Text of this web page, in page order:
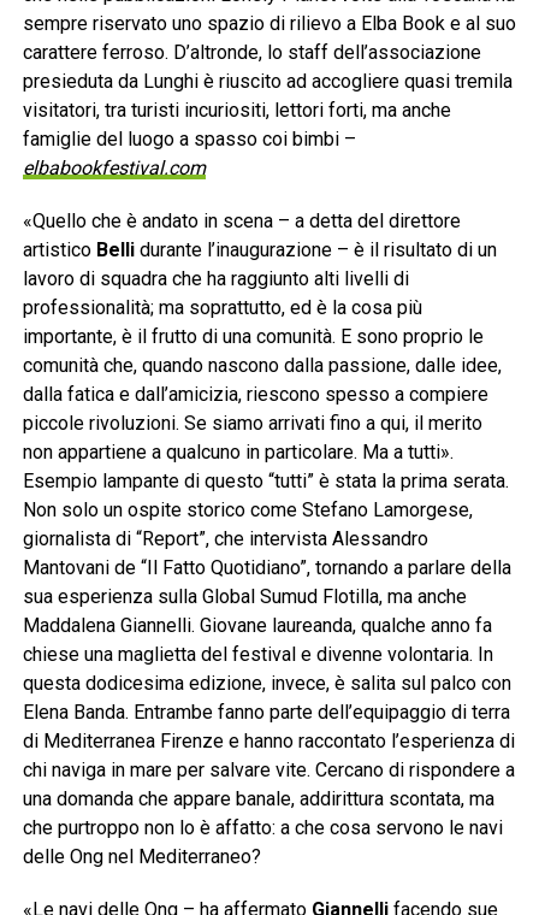
sempre riservato uno spazio di rilievo a Elba Book e al suo
carattere ferroso. D’altronde, lo staff dell’associazione
presieduta da Lunghi è riuscito ad accogliere quasi tremila
visitatori, tra turisti incuriositi, lettori forti, ma anche
famiglie del luogo a spasso coi bimbi –
elbabookfestival.com
«Quello che è andato in scena – a detta del direttore
artistico Bellidurante l’inaugurazione – è il risultato di un
lavoro di squadra che ha raggiunto alti livelli di
professionalità; ma soprattutto, ed è la cosa più
importante, è il frutto di una comunità. E sono proprio le
comunità che, quando nascono dalla passione, dalle idee,
dalla fatica e dall’amicizia, riescono spesso a compiere
piccole rivoluzioni. Se siamo arrivati fino a qui, il merito
non appartiene a qualcuno in particolare. Ma a tutti».
Esempio lampante di questo “tutti” è stata la prima serata.
Non solo un ospite storico come Stefano Lamorgese,
giornalista di “Report”, che intervista Alessandro
Mantovani de “Il Fatto Quotidiano”, tornando a parlare della
sua esperienza sulla Global Sumud Flotilla, ma anche
Maddalena Giannelli. Giovane laureanda, qualche anno fa
chiese una maglietta del festival e divenne volontaria. In
questa dodicesima edizione, invece, è salita sul palco con
Elena Banda. Entrambe fanno parte dell’equipaggio di terra
di Mediterranea Firenze e hanno raccontato l’esperienza di
chi naviga in mare per salvare vite. Cercano di rispondere a
una domanda che appare banale, addirittura scontata, ma
che purtroppo non lo è affatto: a che cosa servono le navi
delle Ong nel Mediterraneo?
«Le navi delle Ong – ha affermato Giannellifacendo sue